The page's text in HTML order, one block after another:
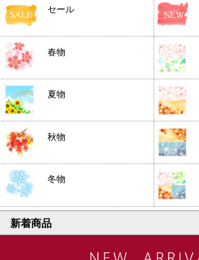
セール
春物
夏物
秋物
冬物
新着商品